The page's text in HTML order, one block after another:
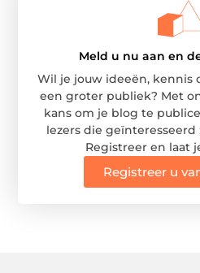
Meld u nu aan en
Wil je jouw ideeën, kennis
een groter publiek? Met
kans om je blog te
lezers die
Registreer en laat
Registreer u